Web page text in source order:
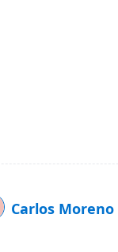
Carlos Moreno